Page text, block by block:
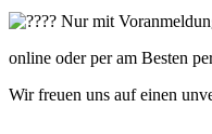
Nur mit
online oder per am Besten
Wir freuen uns auf einen